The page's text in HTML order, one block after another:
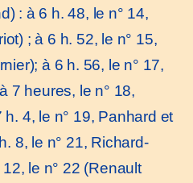
: à 6 h. 48, le n° 14,
; à 6 h. 52, le n° 15,
à 6 h. 56, le n° 17,
7 heures, le n° 18,
4, le n° 19, Panhard et
8, le n° 21, Richard-
le n° 22 (Renault